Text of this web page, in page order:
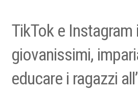
TikTok e
giovanissimi,
educare i ragazzi